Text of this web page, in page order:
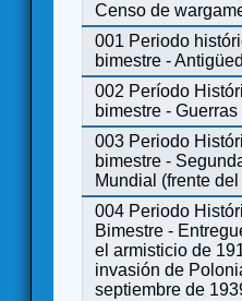
Censo de
001 Periodo
bimestre -
002 Período
bimestre -
003 Periodo
bimestre -
Mundial (frente
004 Periodo
Bimestre -
el armisticio de
invasión de
septiembre de